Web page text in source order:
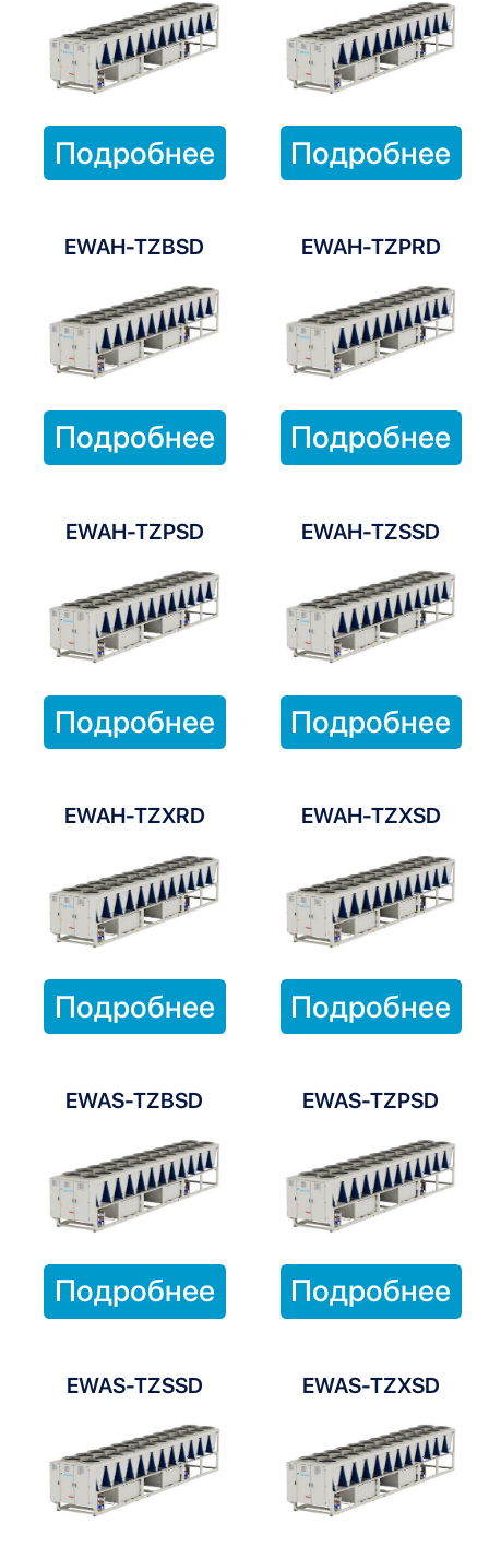
Подробнее Подробнее
EWAH-TZBSD
Подробнее
EWAH-TZPRD
Подробнее
EWAH-TZPSD
Подробнее
EWAH-TZSSD
Подробнее
EWAH-TZXRD
Подробнее
EWAH-TZXSD
Подробнее
EWAS-TZBSD
Подробнее
EWAS-TZPSD
Подробнее
EWAS-TZSSD EWAS-TZXSD